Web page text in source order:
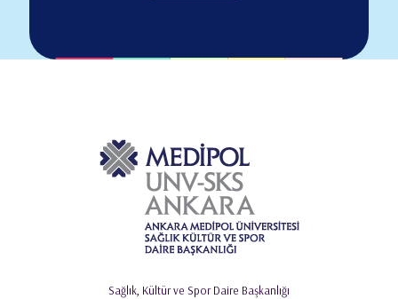
Sağlık, Kültür ve Spor Daire Başkanlığı